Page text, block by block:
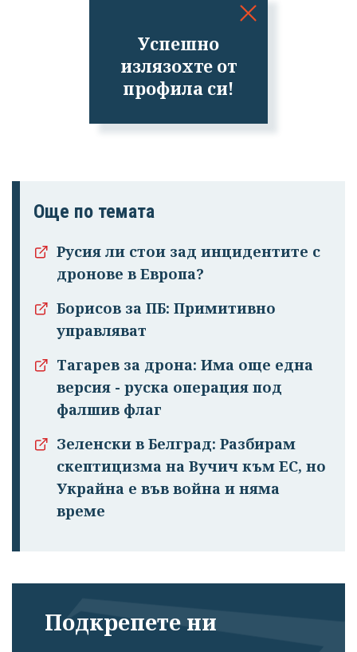
Успешно
излязохте от
профила си!
Още по темата
Русия ли стои зад инцидентите с
дронове в Европа?
Борисов за ПБ: Примитивно
управляват
Тагарев за дрона: Има още една
версия - руска операция под
фалшив флаг
Зеленски в Белград: Разбирам
скептицизма на Вучич към ЕС, но
Украйна е във война и няма
време
Подкрепете ни